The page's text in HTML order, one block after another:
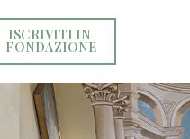
ISCRIVITI IN
FONDAZIONE